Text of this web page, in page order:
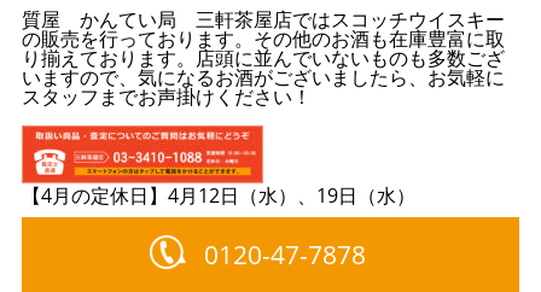
質屋 かんてい局 三軒茶屋店ではスコッチウイスキー
の販売を行っております。その他のお酒も在庫豊富に取
り揃えております。店頭に並んでいないものも多数ござ
いますので、気になるお酒がございましたら、お気軽に
スタッフまでお声掛けください！
【4月の定休日】4月12日（水）、19日（水）
0120-47-7878